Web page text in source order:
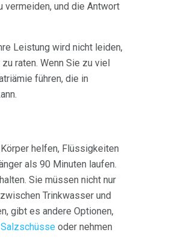
vermeiden, und die Antwort
Leistung wird nicht leiden,
raten. Wenn Sie zu viel
führen, die in
helfen, Flüssigkeiten
als 90 Minuten laufen.
Sie müssen nicht nur
Trinkwasser und
gibt es andere Optionen,
Salzschüsse oder nehmen